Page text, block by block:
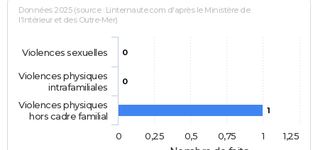
Données 2025 (source : Linternaute.com d'après le Ministère de
l'Intérieur et des Outre-Mer)
0
0
1
Violences sexuelles
Violences physiques
intrafamiliales
Violences physiques
hors cadre familial
0
1
0,25 0,5 0,75 1,25